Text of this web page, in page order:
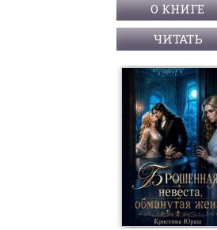
О КНИГЕ
ЧИТАТЬ